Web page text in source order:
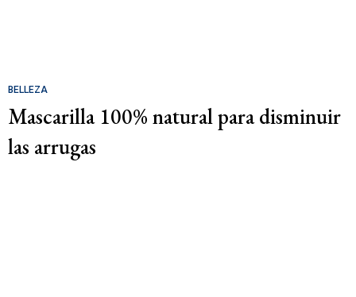
BELLEZA
Mascarilla 100% natural para disminuir
las arrugas